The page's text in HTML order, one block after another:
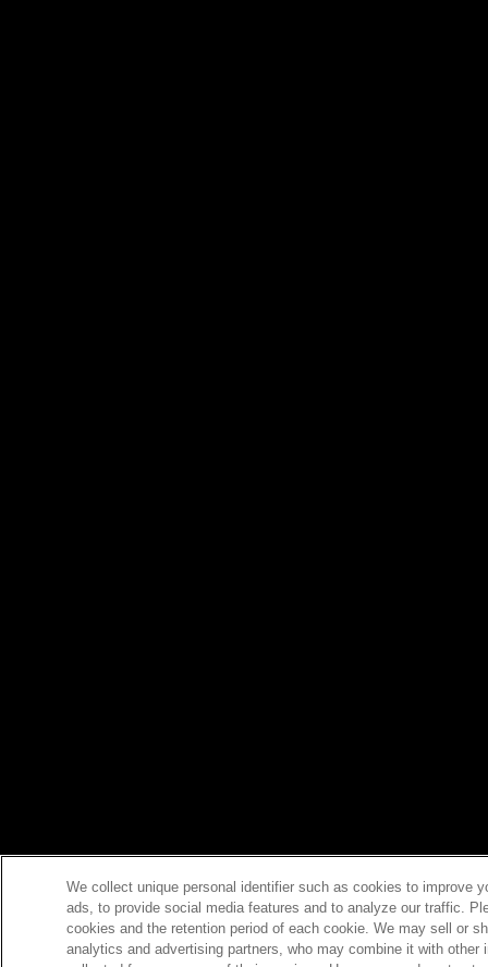
We collect unique personal identifier such as cookies to improve
ads, to provide social media features and to analyze our traffic.
cookies and the retention period of each cookie. We may sell or
analytics and advertising partners, who may combine it with